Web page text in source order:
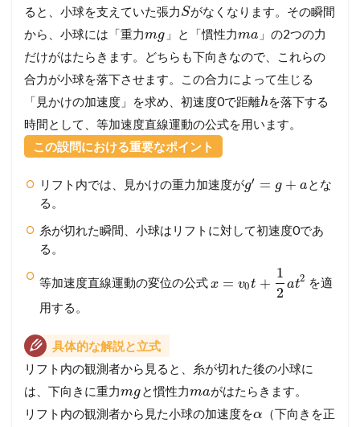
ると、小球を支えていた張力Sがなくなります。その瞬間
から、小球には「重力mg 」と「慣性力ma 」の2つの力
だけがはたらきます。どちらも下向きなので、これらの
合力が小球を落下させます。この合力によって生じる
「見かけの加速度」を求め、初速度0で距離hを落下する
時間として、等加速度直線運動の公式を用います。
この設問における重要なポイント
リフト内では、見かけの重力加速度がg′ = g + aとな
る。
糸が切れた瞬間、小球はリフトに対して初速度0であ
る。
等加速度直線運動の変位の公式x = v0t +
1
2
at2 を適
用する。
具体的な解説と立式
リフト内の観測者から見ると、糸が切れた後の小球に
は、下向きに重力mgと慣性力maがはたらきます。
リフト内の観測者から見た小球の加速度をα （下向きを正